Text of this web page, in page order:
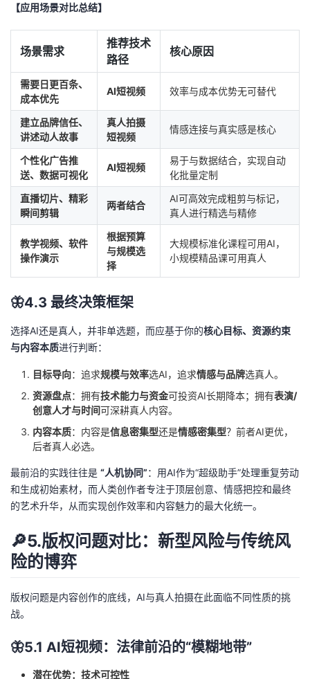
【应用场景对比总结】
场景需求
推荐技术
路径
核心原因
需要日更百条、
成本优先
AI短视频 效率与成本优势无可替代
建立品牌信任、
讲述动人故事
真人拍摄
短视频
情感连接与真实感是核心
个性化广告推
送、数据可视化
AI短视频
易于与数据结合，实现自动
化批量定制
直播切片、精彩
瞬间剪辑
两者结合
AI可高效完成粗剪与标记，
真人进行精选与精修
教学视频、软件
操作演示
根据预算
与规模选
择
大规模标准化课程可用AI，
小规模精品课可用真人
🦋4.3 最终决策框架
选择AI还是真人，并非单选题，而应基于你的核心目标、资源约束
与内容本质进行判断：
目标导向：追求规模与效率选AI，追求情感与品牌选真人。
资源盘点：拥有技术能力与资金可投资AI长期降本；拥有表演/
创意人才与时间可深耕真人内容。
内容本质：内容是信息密集型还是情感密集型？前者AI更优，
后者真人必选。
最前沿的实践往往是 “人机协同”：用AI作为“超级助手”处理重复劳动
和生成初始素材，而人类创作者专注于顶层创意、情感把控和最终
的艺术升华，从而实现创作效率和内容魅力的最大化统一。
🔎5.版权问题对比：新型风险与传统风
险的博弈
版权问题是内容创作的底线，AI与真人拍摄在此面临不同性质的挑
战。
🦋5.1 AI短视频：法律前沿的“模糊地带”
潜在优势：技术可控性